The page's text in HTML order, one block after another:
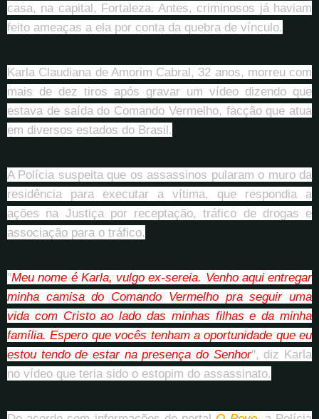
casa, na capital, Fortaleza. Antes, criminosos já haviam
feito ameaças a ela por conta da quebra de vínculo.
Karla Claudiana de Amorim Cabral, 32 anos, morreu com
mais de dez tiros após gravar um vídeo dizendo que
estava de saída do Comando Vermelho, facção que atua
em diversos estados do Brasil.
A Polícia suspeita que os assassinos pularam o muro da
residência para executar a vítima, que respondia a
ações na Justiça por receptação, tráfico de drogas e
associação para o tráfico.
"Meu nome é Karla, vulgo ex-sereia. Venho aqui entregar
minha camisa do Comando Vermelho pra seguir uma
vida com Cristo ao lado das minhas filhas e da minha
família. Espero que vocês tenham a oportunidade que eu
estou tendo de estar na presença do Senhor", diz Karla
no vídeo que teria sido o estopim do assassinato.